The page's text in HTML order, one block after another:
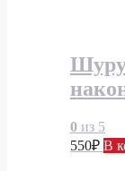
0 из 5
550₽ В